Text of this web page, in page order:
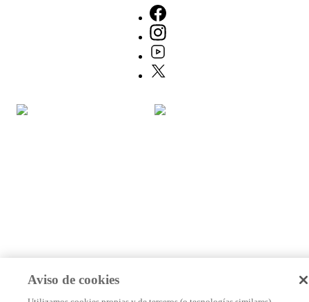
Aviso de cookies